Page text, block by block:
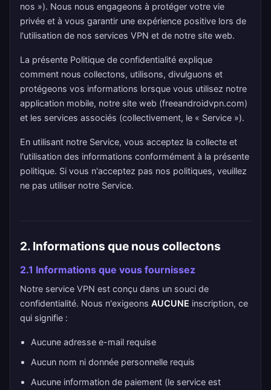
nos »). Nous nous engageons à protéger votre vie
privée et à vous garantir une expérience positive lors de
l'utilisation de nos services VPN et de notre site web.
La présente Politique de confidentialité explique
comment nous collectons, utilisons, divulguons et
protégeons vos informations lorsque vous utilisez notre
application mobile, notre site web (freeandroidvpn.com)
et les services associés (collectivement, le « Service »).
En utilisant notre Service, vous acceptez la collecte et
l'utilisation des informations conformément à la présente
politique. Si vous n'acceptez pas nos politiques, veuillez
ne pas utiliser notre Service.
2. Informations que nous collectons
2.1 Informations que vous fournissez
Notre service VPN est conçu dans un souci de
confidentialité. Nous n'exigeons AUCUNE inscription, ce
qui signifie :
Aucune adresse e-mail requise
Aucun nom ni donnée personnelle requis
Aucune information de paiement (le service est